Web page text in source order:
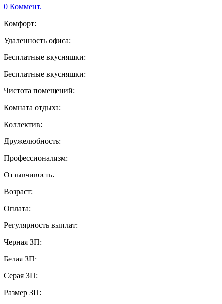
0 Коммент.
Комфорт:
Удаленность офиса:
Бесплатные вкусняшки:
Бесплатные вкусняшки:
Чистота помещений:
Комната отдыха:
Коллектив:
Дружелюбность:
Профессионализм:
Отзывчивость:
Возраст:
Оплата:
Регулярность выплат:
Черная ЗП:
Белая ЗП:
Серая ЗП:
Размер ЗП: